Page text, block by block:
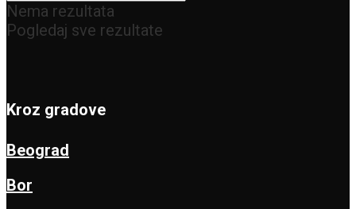
Nema rezultata
Pogledaj sve rezultate
Kroz gradove
Beograd
Bor